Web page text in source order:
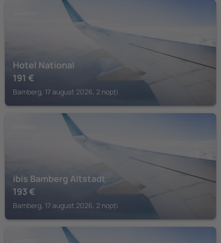
Hotel National
191 €
Bamberg, 17 august 2026, 2 nopți
ibis Bamberg Altstadt
193 €
Bamberg, 17 august 2026, 2 nopți